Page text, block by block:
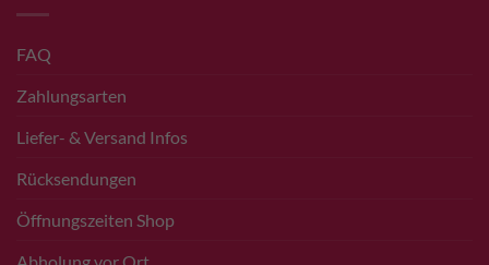
FAQ
Zahlungsarten
Liefer- & Versand Infos
Rücksendungen
Öffnungszeiten Shop